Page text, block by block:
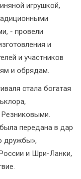
игрушкой,
- провели
и
и участников
и обрядам.
стала богатая
передана в дар
дружбы»,
и Шри-Ланки,